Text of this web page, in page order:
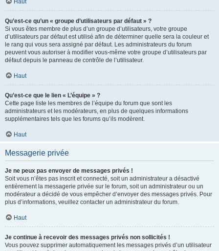
Haut
Qu’est-ce qu’un « groupe d’utilisateurs par défaut » ?
Si vous êtes membre de plus d’un groupe d’utilisateurs, votre groupe
d’utilisateurs par défaut est utilisé afin de déterminer quelle sera la couleur et
le rang qui vous sera assigné par défaut. Les administrateurs du forum
peuvent vous autoriser à modifier vous-même votre groupe d’utilisateurs par
défaut depuis le panneau de contrôle de l’utilisateur.
Haut
Qu’est-ce que le lien « L’équipe » ?
Cette page liste les membres de l’équipe du forum que sont les
administrateurs et les modérateurs, en plus de quelques informations
supplémentaires tels que les forums qu’ils modèrent.
Haut
Messagerie privée
Je ne peux pas envoyer de messages privés !
Soit vous n’êtes pas inscrit et connecté, soit un administrateur a désactivé
entièrement la messagerie privée sur le forum, soit un administrateur ou un
modérateur a décidé de vous empêcher d’envoyer des messages privés. Pour
plus d’informations, veuillez contacter un administrateur du forum.
Haut
Je continue à recevoir des messages privés non sollicités !
Vous pouvez supprimer automatiquement les messages privés d’un utilisateur